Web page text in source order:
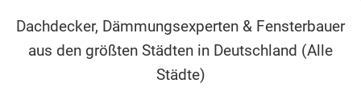
Lichtkuppel
Schneelast
Förderung
Solarspeicher
Dachdecker, Dämmungsexperten & Fensterbauer
aus den größten Städten in Deutschland (Alle
Städte)